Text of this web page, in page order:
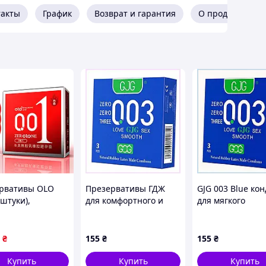
удовольствия.
дискомфорта.
График Возврат и гарантия О продавце
OLO
для
для
₴
Купить
Презервативы ГДЖ
для комфортного и
155 ₴
Купить
GJG 003 Blue
для мягкого
155 ₴
Купить